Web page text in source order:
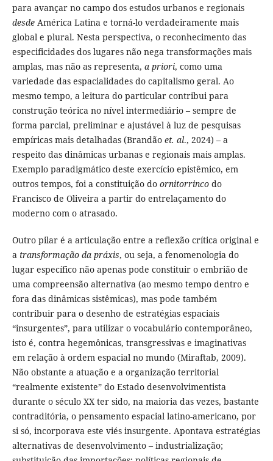
para avançar no campo dos estudos urbanos e regionais
desdeAmérica Latina e torná-lo verdadeiramente mais
global e plural. Nesta perspectiva, o reconhecimento das
especificidades dos lugares não nega transformações mais
amplas, mas não as representa, a priori, como uma
variedade das espacialidades do capitalismo geral. Ao
mesmo tempo, a leitura do particular contribui para
construção teórica no nível intermediário – sempre de
forma parcial, preliminar e ajustável à luz de pesquisas
empíricas mais detalhadas (Brandão et. al., 2024) – a
respeito das dinâmicas urbanas e regionais mais amplas.
Exemplo paradigmático deste exercício epistêmico, em
outros tempos, foi a constituição do ornitorrincodo
Francisco de Oliveira a partir do entrelaçamento do
moderno com o atrasado.
Outro pilar é a articulação entre a reflexão crítica original e
a transformação da práxis, ou seja, a fenomenologia do
lugar específico não apenas pode constituir o embrião de
uma compreensão alternativa (ao mesmo tempo dentro e
fora das dinâmicas sistêmicas), mas pode também
contribuir para o desenho de estratégias espaciais
“insurgentes”, para utilizar o vocabulário contemporâneo,
isto é, contra hegemônicas, transgressivas e imaginativas
em relação à ordem espacial no mundo (Miraftab, 2009).
Não obstante a atuação e a organização territorial
“realmente existente” do Estado desenvolvimentista
durante o século XX ter sido, na maioria das vezes, bastante
contraditória, o pensamento espacial latino-americano, por
si só, incorporava este viés insurgente. Apontava estratégias
alternativas de desenvolvimento – industrialização;